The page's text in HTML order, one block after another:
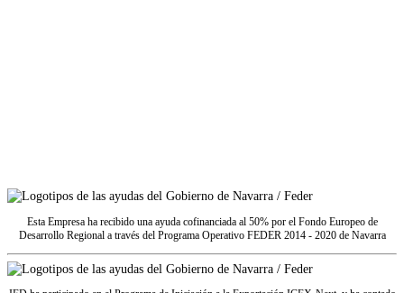
Esta Empresa ha recibido una ayuda cofinanciada al 50% por el Fondo Europeo de
Desarrollo Regional a través del Programa Operativo FEDER 2014 - 2020 de Navarra